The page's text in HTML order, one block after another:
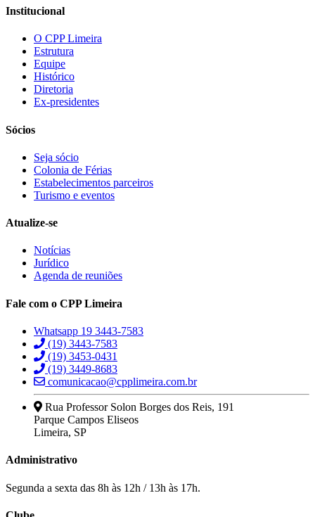
Institucional
O CPP Limeira
Estrutura
Equipe
Histórico
Diretoria
Ex-presidentes
Sócios
Seja sócio
Colonia de Férias
Estabelecimentos parceiros
Turismo e eventos
Atualize-se
Notícias
Jurídico
Agenda de reuniões
Fale com o CPP Limeira
Whatsapp 19 3443-7583
(19) 3443-7583
(19) 3453-0431
(19) 3449-8683
comunicacao@cpplimeira.com.br
Rua Professor Solon Borges dos Reis, 191
Parque Campos Eliseos
Limeira, SP
Administrativo
Segunda a sexta das 8h às 12h / 13h às 17h.